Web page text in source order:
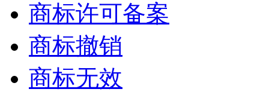
商标许可备案
商标撤销
商标无效